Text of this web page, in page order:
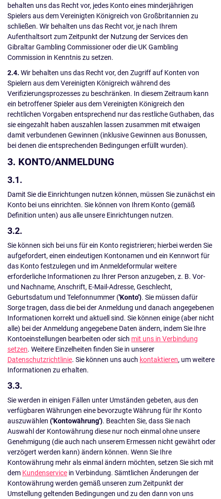
behalten uns das Recht vor, jedes Konto eines minderjährigen
Spielers aus dem Vereinigten Königreich von Großbritannien zu
schließen. Wir behalten uns das Recht vor, je nach Ihrem
Aufenthaltsort zum Zeitpunkt der Nutzung der Services den
Gibraltar Gambling Commissioner oder die UK Gambling
Commission in Kenntnis zu setzen.
2.4. Wir behalten uns das Recht vor, den Zugriff auf Konten von
Spielern aus dem Vereinigten Königreich während des
Verifizierungsprozesses zu beschränken. In diesem Zeitraum kann
ein betroffener Spieler aus dem Vereinigten Königreich den
rechtlichen Vorgaben entsprechend nur das restliche Guthaben, das
sie eingezahlt haben auszahlen lassen zusammen mit etwaigen
damit verbundenen Gewinnen (inklusive Gewinnen aus Bonussen,
bei denen die entsprechenden Bedingungen erfüllt wurden).
3. KONTO/ANMELDUNG
3.1.
Damit Sie die Einrichtungen nutzen können, müssen Sie zunächst ein
Konto bei uns einrichten. Sie können von Ihrem Konto (gemäß
Definition unten) aus alle unsere Einrichtungen nutzen.
3.2.
Sie können sich bei uns für ein Konto registrieren; hierbei werden Sie
aufgefordert, einen eindeutigen Kontonamen und ein Kennwort für
das Konto festzulegen und im Anmeldeformular weitere
erforderliche Informationen zu Ihrer Person anzugeben, z. B. Vor-
und Nachname, Anschrift, E-Mail-Adresse, Geschlecht,
Geburtsdatum und Telefonnummer ('Konto'). Sie müssen dafür
Sorge tragen, dass die bei der Anmeldung und danach angegebenen
Informationen korrekt und aktuell sind. Sie können einige (aber nicht
alle) bei der Anmeldung angegebene Daten ändern, indem Sie Ihre
Kontoeinstellungen bearbeiten oder sich mit uns in Verbindung
setzen. Weitere Einzelheiten finden Sie in unserer
Datenschutzrichtlinie. Sie können uns auch kontaktieren, um weitere
Informationen zu erhalten.
3.3.
Sie werden in einigen Fällen unter Umständen gebeten, aus den
verfügbaren Währungen eine bevorzugte Währung für Ihr Konto
auszuwählen ('Kontowährung'). Beachten Sie, dass Sie nach
Auswahl der Kontowährung diese nur noch einmal ohne unsere
Genehmigung (die auch nach unserem Ermessen nicht gewährt oder
verzögert werden kann) ändern können. Wenn Sie Ihre
Kontowährung mehr als einmal ändern möchten, setzen Sie sich mit
dem Kundenservice in Verbindung. Sämtlichen Änderungen der
Kontowährung werden gemäß unseren zum Zeitpunkt der
Umstellung geltenden Bedingungen und zu den dann von uns